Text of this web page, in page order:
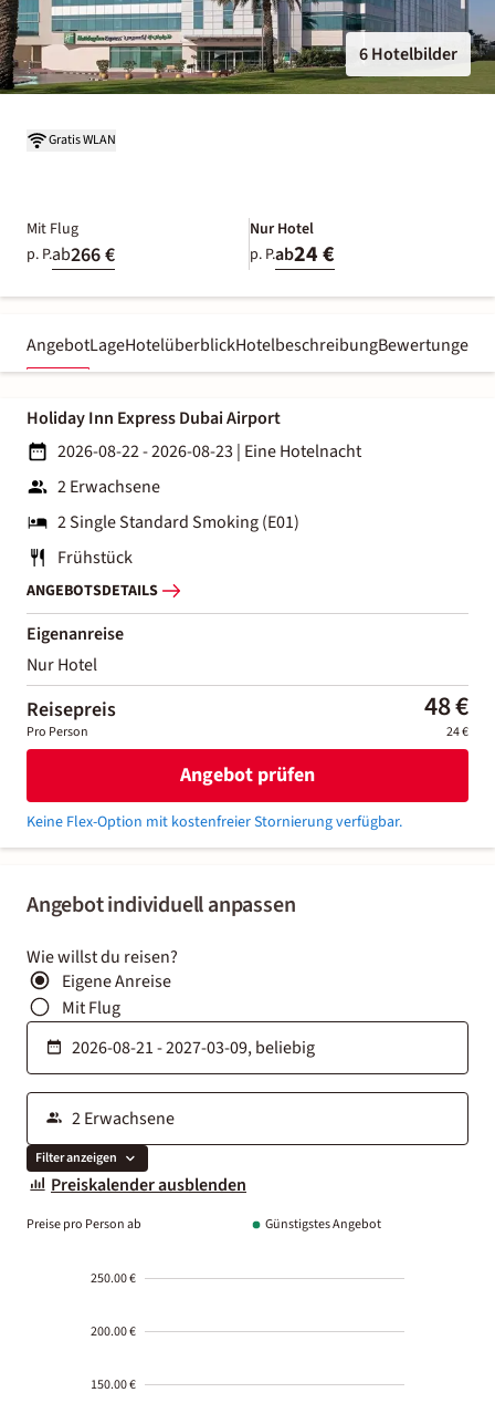
6 Hotelbilder
Gratis WLAN
Mit Flug
p. P.ab266 €
Nur Hotel
p. P.ab24 €
AngebotLageHotelüberblickHotelbeschreibungBewertungen
Angebot individuell anpassen
Wie willst du reisen?
Eigene Anreise
Mit Flug
Filter anzeigen
Preiskalender ausblenden
Preise pro Person ab Günstigstes Angebot
250.00 €
200.00 €
150.00 €
Holiday Inn Express Dubai Airport
2026-08-22 - 2026-08-23 | Eine Hotelnacht
2 Erwachsene
2 Single Standard Smoking (E01)
Frühstück
ANGEBOTSDETAILS
Eigenanreise
Nur Hotel
Reisepreis 48 €
Pro Person 24 €
Angebot prüfen
Keine Flex-Option mit kostenfreier Stornierung verfügbar.